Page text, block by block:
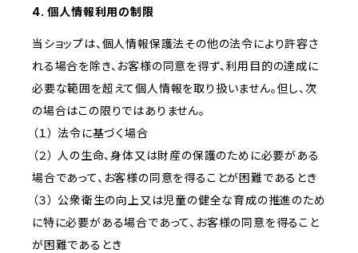
4. 個人情報利用の制限
当ショップは、個人情報保護法その他の法令により許容さ
れる場合を除き、お客様の同意を得ず、利用目的の達成に
必要な範囲を超えて個人情報を取り扱いません。但し、次
の場合はこの限りではありません。
（１） 法令に基づく場合
（２） 人の生命、身体又は財産の保護のために必要がある
場合であって、お客様の同意を得ることが困難であるとき
（３） 公衆衛生の向上又は児童の健全な育成の推進のため
に特に必要がある場合であって、お客様の同意を得ること
が困難であるとき